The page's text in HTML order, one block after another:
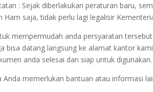
: Sejak diberlakukan peraturan baru,
Ham saja, tidak perlu lagi legalisir
mempermudah anda persyaratan
bisa datang langsung ke alamat kantor
anda selesai dan siap untuk digunakan.
Anda memerlukan bantuan atau informasi